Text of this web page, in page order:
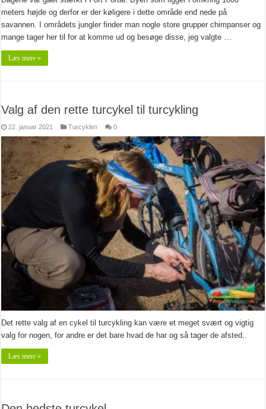
meters højde og derfor er der køligere i dette område end nede på
savannen. I områdets jungler finder man nogle store grupper chimpanser og
mange tager her til for at komme ud og besøge disse, jeg valgte …
Læs mere »
Valg af den rette turcykel til turcykling
22. januar 2021 Turcyklen 0
Det rette valg af en cykel til turcykling kan være et meget svært og vigtig
valg for nogen, for andre er det bare hvad de har og så tager de afsted..
Læs mere »